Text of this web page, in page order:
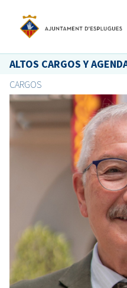
ALTOS CARGOS Y
CARGOS